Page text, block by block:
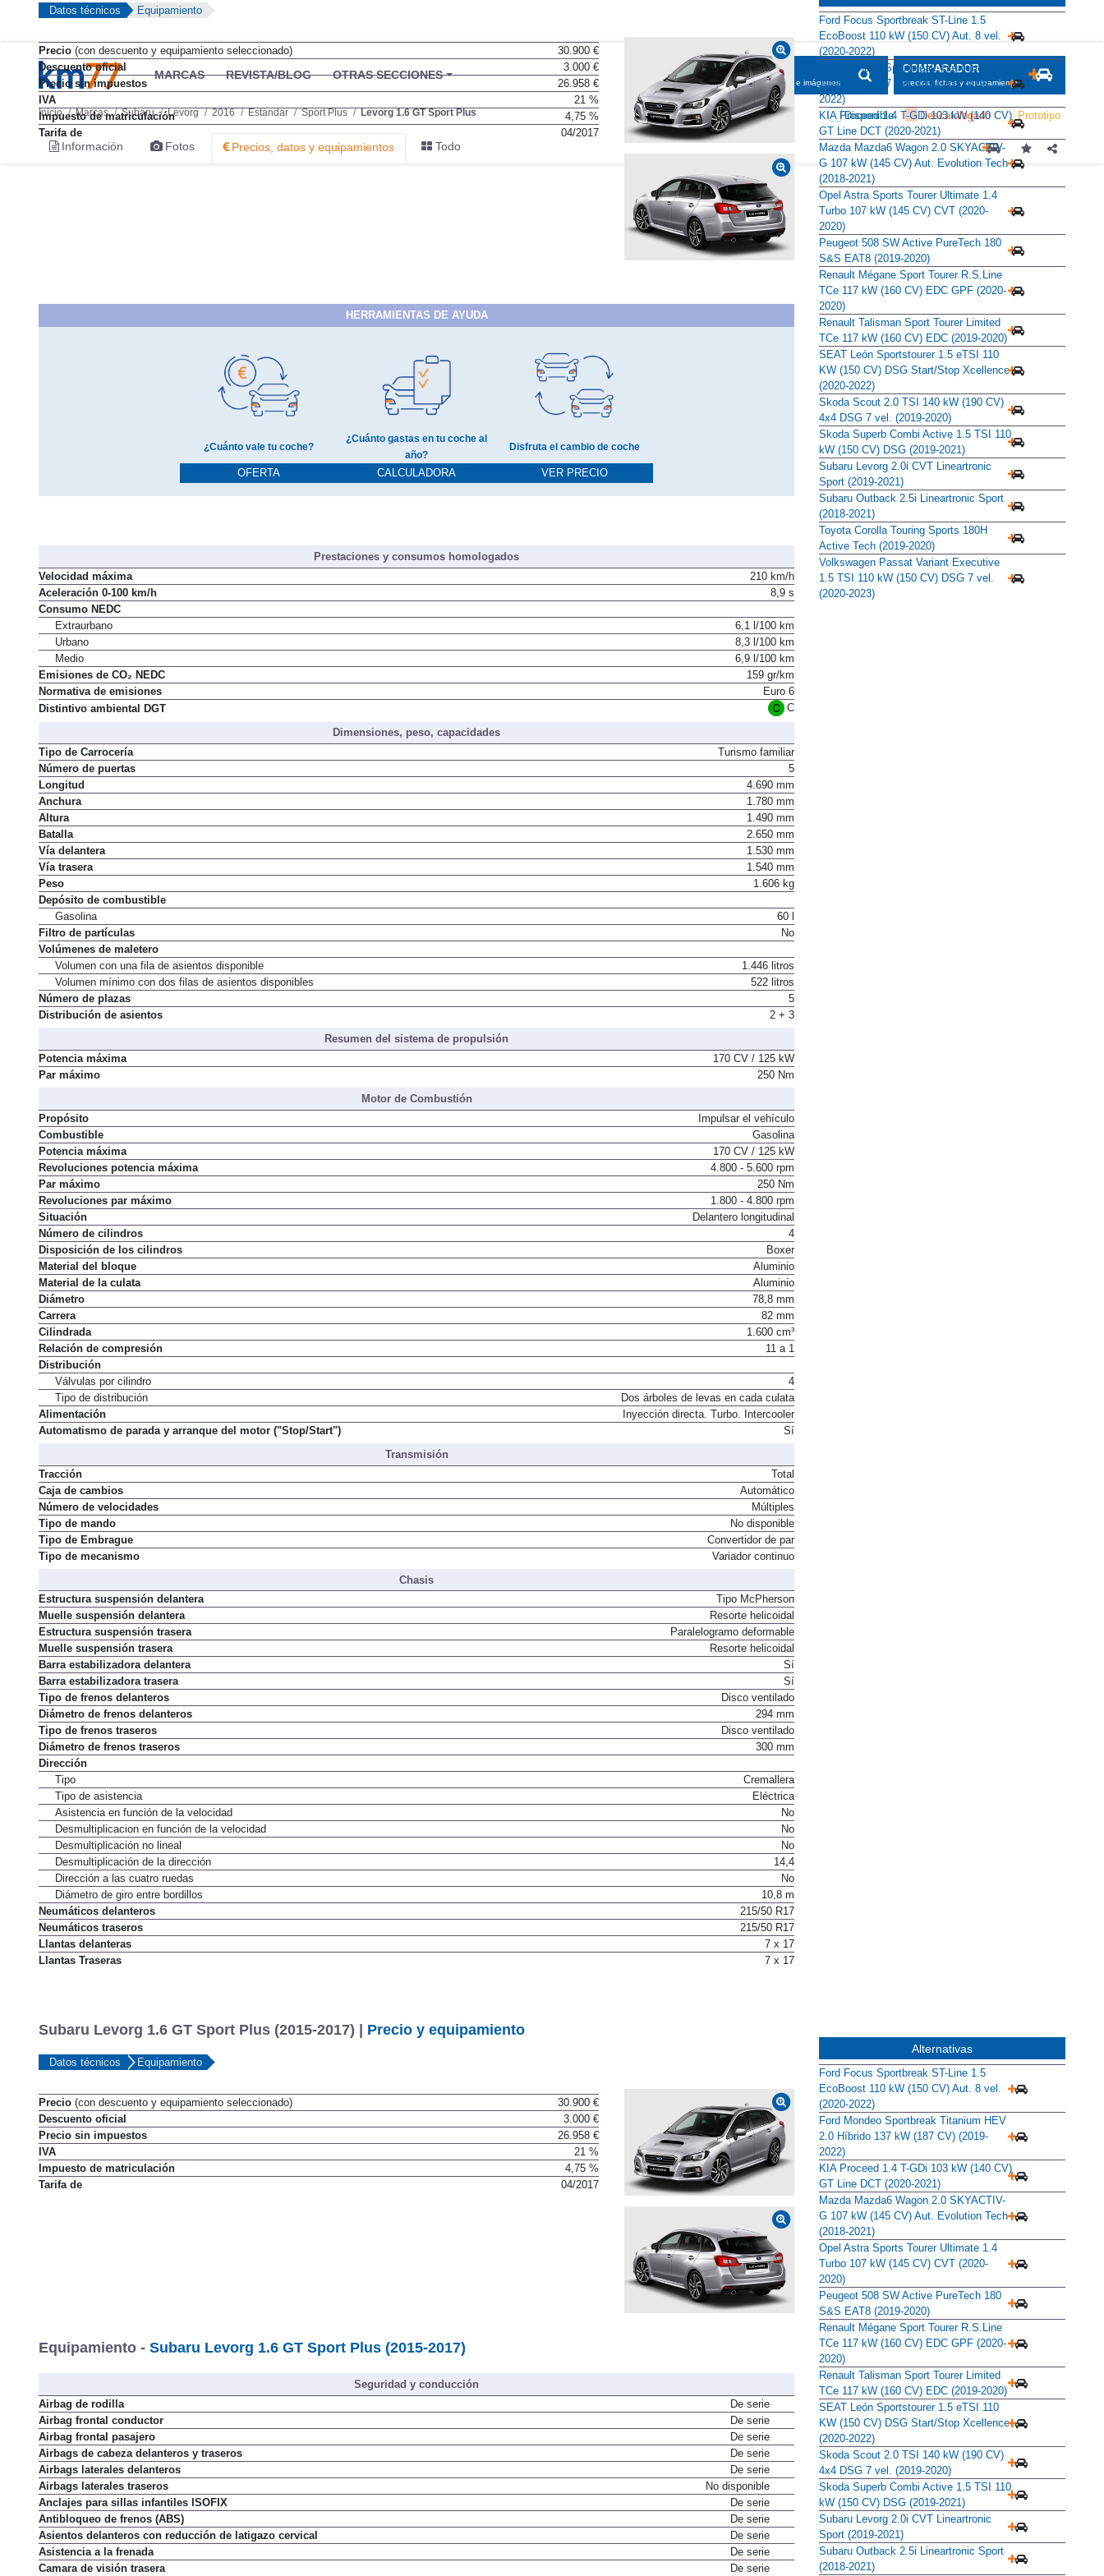
Precio(con descuento y equipamiento seleccionado)
30.900 €
Descuento oficial
3.000 €
Precio sin impuestos
26.958 €
IVA
21 %
Impuesto de matriculación
4,75 %
Tarifa de
HERRAMIENTAS DE AYUDA
OFERTA
¿Cuánto gastas en tu coche al
año?
CALCULADORA VER PRECIO
Prestaciones y consumos homologados
Velocidad máxima
210 km/h
Aceleración 0-100 km/h
Consumo NEDC
Extraurbano
6,1 l/100 km
Urbano
8,3 l/100 km
Medio
6,9 l/100 km
Emisiones de CO₂ NEDC
159 gr/km
Normativa de emisiones
Euro 6
Dimensiones, peso, capacidades
Tipo de Carrocería
Turismo familiar
Número de puertas
5
Longitud
4.690 mm
Anchura
1.780 mm
Altura
1.490 mm
Batalla
2.650 mm
Vía delantera
1.530 mm
Vía trasera
1.540 mm
Peso
Depósito de combustible
Gasolina
60 l
Filtro de partículas
Volúmenes de maletero
Volumen con una fila de asientos disponible
1.446 litros
Volumen mínimo con dos filas de asientos disponibles
522 litros
Número de plazas
5
Resumen del sistema de propulsión
Potencia máxima
170 CV / 125 kW
Motor de Combustión
Propósito
Impulsar el vehículo
Combustible
Gasolina
Potencia máxima
170 CV / 125 kW
Revoluciones potencia máxima
4.800 - 5.600 rpm
Par máximo
250 Nm
Revoluciones par máximo
1.800 - 4.800 rpm
Situación
Delantero longitudinal
Número de cilindros
4
Disposición de los cilindros
Boxer
Material del bloque
Aluminio
Material de la culata
Aluminio
Diámetro
78,8 mm
Carrera
82 mm
Cilindrada
1.600 cm³
Relación de compresión
Distribución
Válvulas por cilindro
4
Tipo de distribución
Dos árboles de levas en cada culata
Alimentación
Inyección directa. Turbo. Intercooler
Transmisión
Tracción
Total
Caja de cambios
Automático
Número de velocidades
Múltiples
Tipo de mando
No disponible
Tipo de Embrague
Convertidor de par
Chasis
Estructura suspensión delantera
Tipo McPherson
Muelle suspensión delantera
Resorte helicoidal
Estructura suspensión trasera
Paralelogramo deformable
Muelle suspensión trasera
Resorte helicoidal
Barra estabilizadora delantera
Sí
Barra estabilizadora trasera
Sí
Tipo de frenos delanteros
Disco ventilado
Diámetro de frenos delanteros
294 mm
Tipo de frenos traseros
Disco ventilado
Diámetro de frenos traseros
Dirección
Tipo
Cremallera
Tipo de asistencia
Eléctrica
Asistencia en función de la velocidad
No
Desmultiplicacion en función de la velocidad
No
Desmultiplicación no lineal
No
Desmultiplicación de la dirección
14,4
Dirección a las cuatro ruedas
No
Diámetro de giro entre bordillos
10,8 m
Neumáticos delanteros
215/50 R17
Neumáticos traseros
215/50 R17
Llantas delanteras
7 x 17
Alternativas
Ford Focus Sportbreak ST-Line 1.5
EcoBoost 110 kW (150 CV) Aut. 8 vel.
Ford Mondeo Sportbreak Titanium HEV
2.0 Híbrido 137 kW (187 CV) (2019-
2022)
KIA Proceed 1.4 T-GDi 103 kW (140 CV)
GT Line DCT (2020-2021)
Mazda Mazda6 Wagon 2.0 SKYACTIV-
G 107 kW (145 CV) Aut. Evolution Tech
(2018-2021)
Opel Astra Sports Tourer Ultimate 1.4
Turbo 107 kW (145 CV) CVT (2020-
2020)
Peugeot 508 SW Active PureTech 180
S&S EAT8 (2019-2020)
Renault Mégane Sport Tourer R.S.Line
TCe 117 kW (160 CV) EDC GPF (2020-
2020)
Renault Talisman Sport Tourer Limited
TCe 117 kW (160 CV) EDC (2019-2020)
SEAT León Sportstourer 1.5 eTSI 110
KW (150 CV) DSG Start/Stop Xcellence
(2020-2022)
Skoda Scout 2.0 TSI 140 kW (190 CV)
4x4 DSG 7 vel. (2019-2020)
Skoda Superb Combi Active 1.5 TSI 110
kW (150 CV) DSG (2019-2021)
Subaru Levorg 2.0i CVT Lineartronic
Sport (2019-2021)
Subaru Outback 2.5i Lineartronic Sport
(2018-2021)
Toyota Corolla Touring Sports 180H
Active Tech (2019-2020)
Volkswagen Passat Variant Executive
1.5 TSI 110 kW (150 CV) DSG 7 vel.
Subaru Levorg 1.6 GT Sport Plus (2015-2017) | Precio y equipamiento
Precio(con descuento y equipamiento seleccionado)
30.900 €
Descuento oficial
3.000 €
Precio sin impuestos
26.958 €
IVA
21 %
Impuesto de matriculación
4,75 %
Equipamiento - Subaru Levorg 1.6 GT Sport Plus (2015-2017)
Seguridad y conducción
Airbag de rodilla
De serie
Airbag frontal conductor
De serie
Airbag frontal pasajero
De serie
Airbags de cabeza delanteros y traseros
De serie
Airbags laterales delanteros
De serie
Airbags laterales traseros
No disponible
Anclajes para sillas infantiles ISOFIX
De serie
Antibloqueo de frenos (ABS)
De serie
Asientos delanteros con reducción de latigazo cervical
De serie
Asistencia a la frenada
De serie
Alternativas
Ford Focus Sportbreak ST-Line 1.5
EcoBoost 110 kW (150 CV) Aut. 8 vel.
(2020-2022)
Ford Mondeo Sportbreak Titanium HEV
2.0 Híbrido 137 kW (187 CV) (2019-
2022)
KIA Proceed 1.4 T-GDi 103 kW (140 CV)
GT Line DCT (2020-2021)
Mazda Mazda6 Wagon 2.0 SKYACTIV-
G 107 kW (145 CV) Aut. Evolution Tech
(2018-2021)
Opel Astra Sports Tourer Ultimate 1.4
Turbo 107 kW (145 CV) CVT (2020-
2020)
Peugeot 508 SW Active PureTech 180
S&S EAT8 (2019-2020)
Renault Mégane Sport Tourer R.S.Line
TCe 117 kW (160 CV) EDC GPF (2020-
2020)
Renault Talisman Sport Tourer Limited
TCe 117 kW (160 CV) EDC (2019-2020)
SEAT León Sportstourer 1.5 eTSI 110
KW (150 CV) DSG Start/Stop Xcellence
(2020-2022)
Skoda Scout 2.0 TSI 140 kW (190 CV)
4x4 DSG 7 vel. (2019-2020)
Skoda Superb Combi Active 1.5 TSI 110
kW (150 CV) DSG (2019-2021)
Subaru Levorg 2.0i CVT Lineartronic
Sport (2019-2021)
Subaru Outback 2.5i Lineartronic Sport